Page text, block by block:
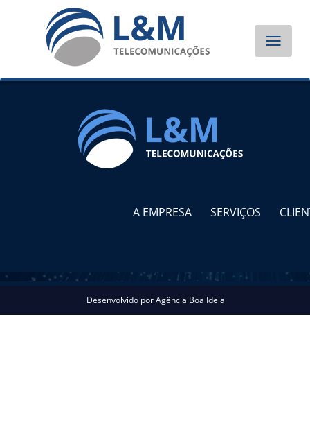
Toggle
A EMPRESA SERVIÇOS
Desenvolvido porAgência Boa Ideia